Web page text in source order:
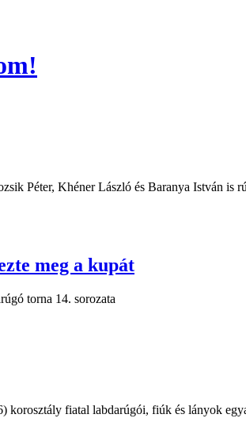
Péter, Khéner László és Baranya István is
meg a kupát
torna 14. sorozata
fiatal labdarúgói, fiúk és lányok